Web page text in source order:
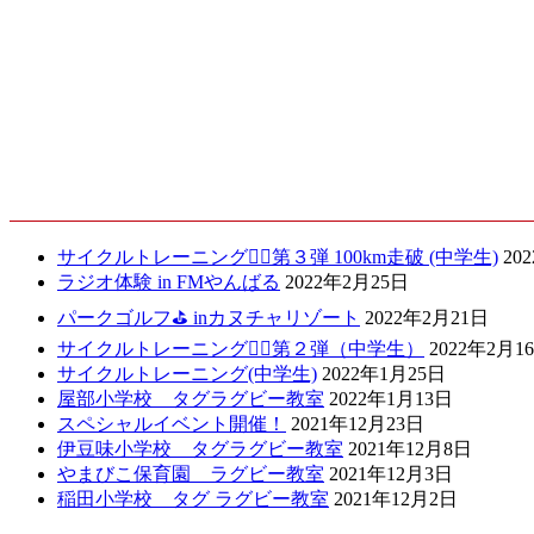
サイクルトレーニング🚴‍♀️第３弾 100km走破 (中学生)
ラジオ体験 in FMやんばる 2022年2月25日
パークゴルフ⛳️ inカヌチャリゾート 2022年2月21日
サイクルトレーニング🚴‍♀️第２弾（中学生）
2022年2月
サイクルトレーニング(中学生) 2022年1月25日
屋部小学校 タグラグビー教室 2022年1月13日
スペシャルイベント開催！
2021年12月23日
伊豆味小学校 タグラグビー教室 2021年12月8日
やまびこ保育園 ラグビー教室 2021年12月3日
稲田小学校 タグ ラグビー教室 2021年12月2日